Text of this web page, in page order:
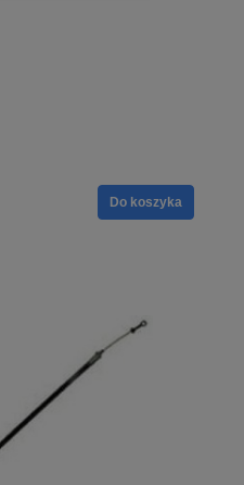
Do koszyka